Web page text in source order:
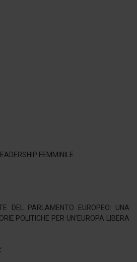
FEMMINILE
DEL PARLAMENTO EUROPEO: UNA
POLITICHE PER UN’EUROPA LIBERA